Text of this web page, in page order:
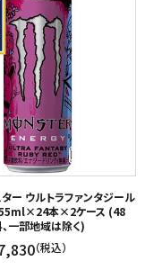
ー ウルトラファンタジール
本×2ケース (48
一部地域は除く)
（税込）